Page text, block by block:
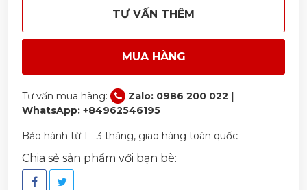
TƯ VẤN THÊM
MUA HÀNG
Tư vấn mua hàng:
Zalo: 0986 200 022 |
WhatsApp: +84962546195
Bảo hành từ 1 - 3 tháng, giao hàng toàn quốc
Chia sẻ sản phẩm với bạn bè: